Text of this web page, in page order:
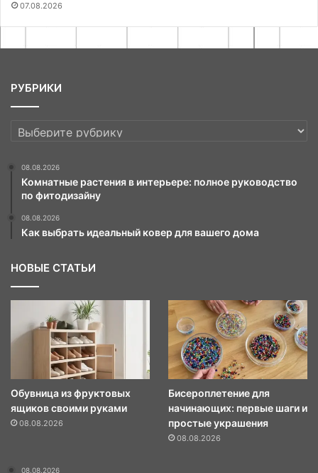
07.08.2026
РУБРИКИ
РУБРИКИ
08.08.2026
Комнатные растения в интерьере: полное руководство
по фитодизайну
08.08.2026
Как выбрать идеальный ковер для вашего дома
НОВЫЕ СТАТЬИ
Обувница из фруктовых
ящиков своими руками
08.08.2026
Бисероплетение для
начинающих: первые шаги и
простые украшения
08.08.2026
08.08.2026